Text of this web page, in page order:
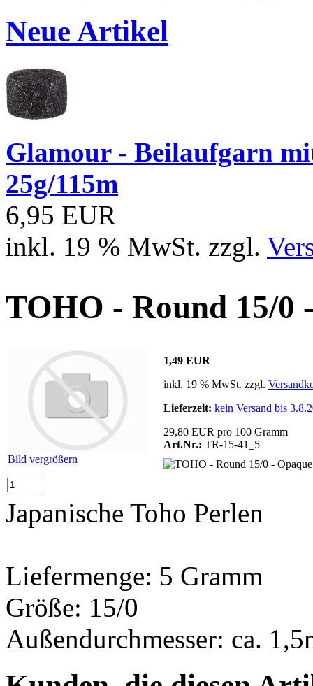
Neue Artikel
Glamour - Beilaufgarn
25g/115m
6,95 EUR
inkl. 19 % MwSt. zzgl.
TOHO - Round 15/0
Bild vergrößern
1,49 EUR
inkl. 19 % MwSt. zzgl.
Lieferzeit: kein Versand bis
29,80 EUR pro 100 Gramm
Art.Nr.: TR-15-41_5
Japanische Toho Perlen
Liefermenge: 5 Gramm
Größe: 15/0
Außendurchmesser: ca.